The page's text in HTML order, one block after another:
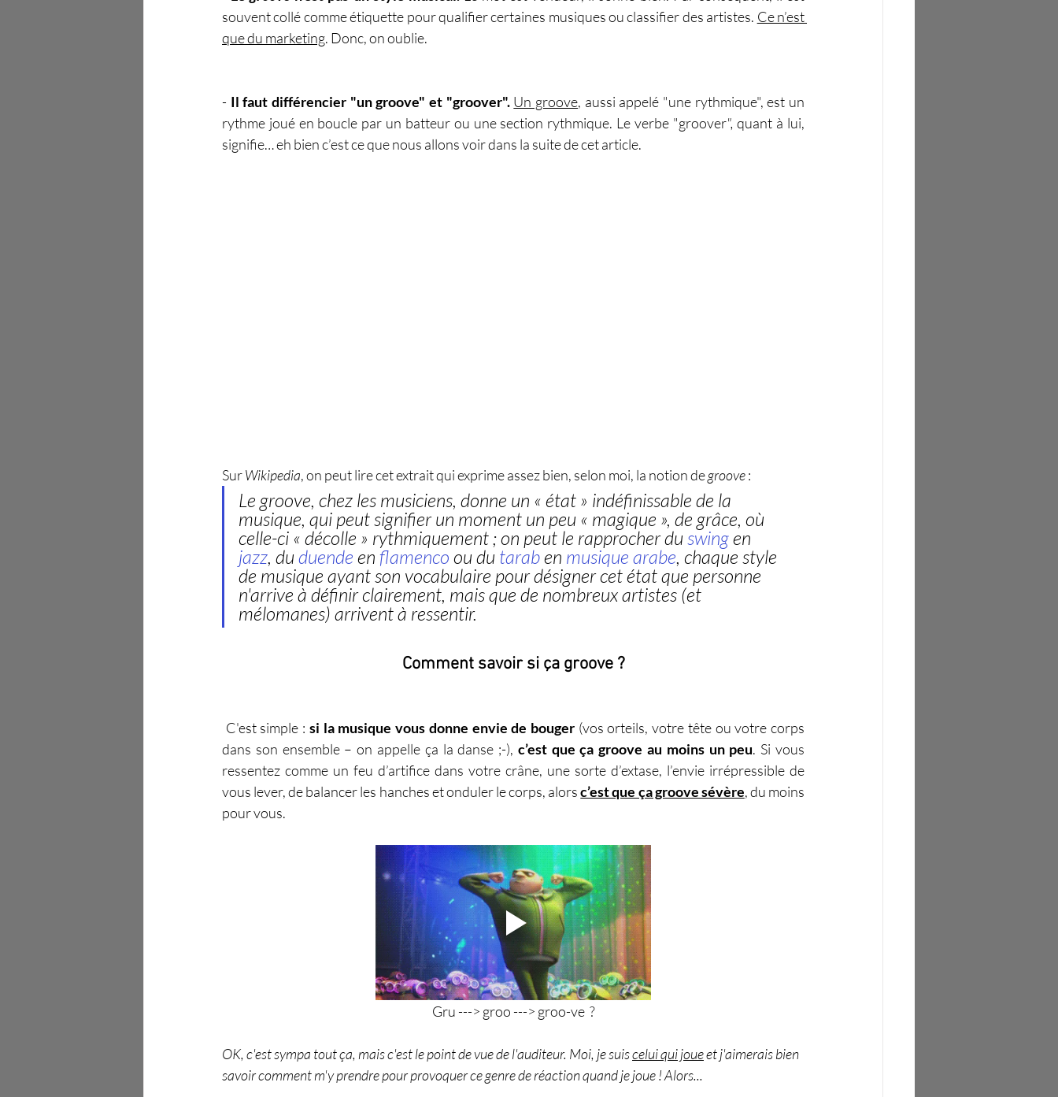
souvent collé comme étiquette pour qualifier certaines musiques ou classifier des artistes. Ce n’est
que du marketing. Donc, on oublie.
- Il faut différencier "un groove" et "groover". Un groove, aussi appelé "une rythmique", est un
rythme joué en boucle par un batteur ou une section rythmique. Le verbe "groover", quant à lui,
signifie… eh bien c’est ce que nous allons voir dans la suite de cet article.
Sur Wikipedia, on peut lire cet extrait qui exprime assez bien, selon moi, la notion de groove :
Le groove, chez les musiciens, donne un « état » indéfinissable de la
musique, qui peut signifier un moment un peu « magique », de grâce, où
celle-ci « décolle » rythmiquement ; on peut le rapprocher du swing en
jazz, du duende en flamenco ou du tarab en musique arabe, chaque style
de musique ayant son vocabulaire pour désigner cet état que personne
n'arrive à définir clairement, mais que de nombreux artistes (et
mélomanes) arrivent à ressentir.
Comment savoir si ça groove ?
C'est simple : si la musique vous donne envie de bouger (vos orteils, votre tête ou votre corps
dans son ensemble – on appelle ça la danse ;-), c’est que ça groove au moins un peu. Si vous
ressentez comme un feu d’artifice dans votre crâne, une sorte d’extase, l’envie irrépressible de
vous lever, de balancer les hanches et onduler le corps, alors c’est que ça groove sévère, du moins
pour vous.
Gru ---> groo ---> groo-ve  ?
OK, c'est sympa tout ça, mais c'est le point de vue de l'auditeur. Moi, je suis celui qui joue et j'aimerais bien
savoir comment m'y prendre pour provoquer ce genre de réaction quand je joue ! Alors...